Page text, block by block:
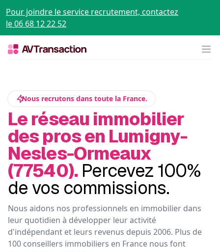
Pour joindre le service recrutement, contactez
le 06 68 12 22 52
Nous recrutons dans toute la France.
Le réseau immobilier
des pros en Lumigny-
Nesles-Ormeaux
(77540). Percevez 100%
de vos commissions.
Nous aidons nos professionnels en immobilier dans
leur quotidien à développer leur activité
d'indépendant et leurs revenus depuis 2006. Plus de
100 conseillers immobiliers en France nous font